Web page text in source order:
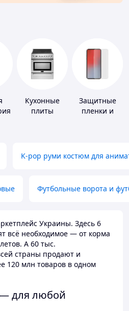
Кухонные
плиты
Защитные
пленки и
K-pop руми костюм для
Футбольные ворота и
Украины. Здесь 6
всё необходимое — от корма
А 60 тыс.
страны продают и
120 млн товаров в одном
для любой